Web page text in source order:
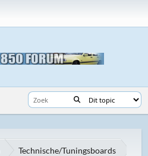
Technische/Tuningsboards